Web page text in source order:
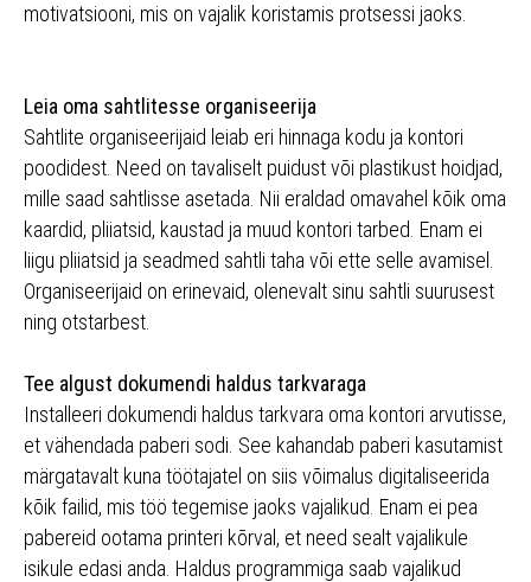
motivatsiooni, mis on vajalik koristamis protsessi jaoks.
Leia oma sahtlitesse organiseerija
Sahtlite organiseerijaid leiab eri hinnaga kodu ja kontori
poodidest. Need on tavaliselt puidust või plastikust hoidjad,
mille saad sahtlisse asetada. Nii eraldad omavahel kõik oma
kaardid, pliiatsid, kaustad ja muud kontori tarbed. Enam ei
liigu pliiatsid ja seadmed sahtli taha või ette selle avamisel.
Organiseerijaid on erinevaid, olenevalt sinu sahtli suurusest
ning otstarbest.
Tee algust dokumendi haldus tarkvaraga
Installeeri dokumendi haldus tarkvara oma kontori arvutisse,
et vähendada paberi sodi. See kahandab paberi kasutamist
märgatavalt kuna töötajatel on siis võimalus digitaliseerida
kõik failid, mis töö tegemise jaoks vajalikud. Enam ei pea
pabereid ootama printeri kõrval, et need sealt vajalikule
isikule edasi anda. Haldus programmiga saab vajalikud